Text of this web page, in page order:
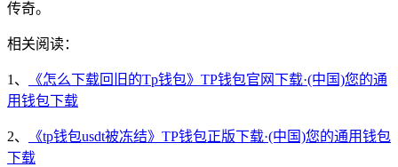
传奇。
相关阅读：
1、
《怎么下载回旧的Tp钱包》TP钱包官网下载·(中国)您的通
用钱包下载
2、
《tp钱包usdt被冻结》TP钱包正版下载·(中国)您的通用钱包
下载